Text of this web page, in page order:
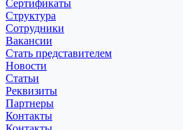
Сертификаты
Структура
Сотрудники
Вакансии
Стать представителем
Новости
Статьи
Реквизиты
Партнеры
Контакты